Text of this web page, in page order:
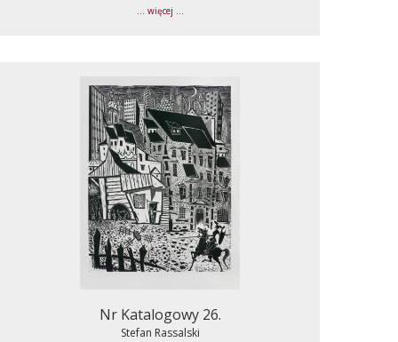
... więcej ...
Nr Katalogowy 26.
Stefan Rassalski